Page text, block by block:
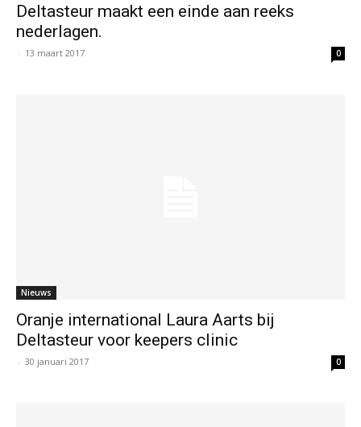
Deltasteur maakt een einde aan reeks
nederlagen.
- 13 maart 2017 0
Nieuws
Oranje international Laura Aarts bij
Deltasteur voor keepers clinic
- 30 januari 2017 0